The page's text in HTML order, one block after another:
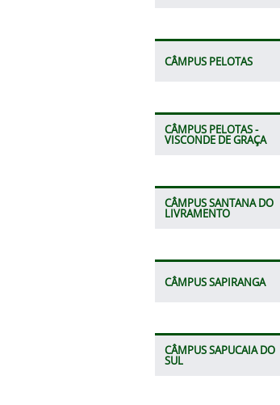
CÂMPUS PELOTAS
CÂMPUS PELOTAS -
VISCONDE DE GRAÇA
CÂMPUS SANTANA DO
LIVRAMENTO
CÂMPUS SAPIRANGA
CÂMPUS SAPUCAIA DO
SUL